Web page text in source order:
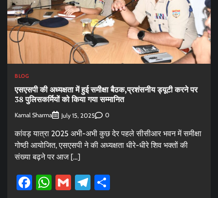
BLOG
एसएसपी की अध्यक्षता में हुई समीक्षा बैठक,प्रशंसनीय ड्यूटी करने पर
38 पुलिसकर्मियों को किया गया सम्मानित
Kamal Sharma July 15, 2025 0
कांवड़ यात्रा 2025 अभी-अभी कुछ देर पहले सीसीआर भवन में समीक्षा
गोष्ठी आयोजित, एसएसपी ने की अध्यक्षता धीरे-धीरे शिव भक्तों की
संख्या बढ़ने पर आज […]
Facebook
WhatsApp
GmailTelegram